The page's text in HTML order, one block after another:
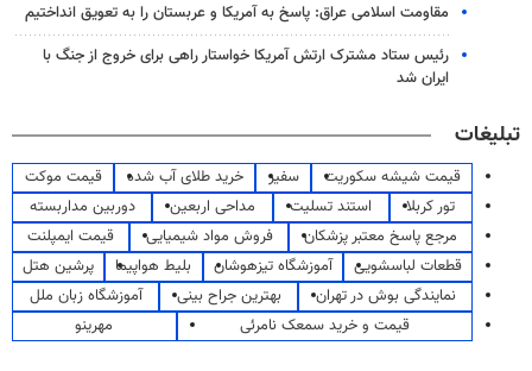
مقاومت اسلامی عراق: پاسخ به آمریکا و عربستان را به تعویق انداختیم
رئیس ستاد مشترک ارتش آمریکا خواستار راهی برای خروج از جنگ با
ایران شد
تبلیغات
قیمت شیشه سکوریت سفیر خرید طلای آب شده
قیمت موکت
تور کربلا
استند تسلیت مداحی اربعین
دوربین مداربسته
مرجع پاسخ معتبر پزشکان
فروش مواد شیمیایی
قیمت ایمپلنت
قطعات لباسشویی
آموزشگاه تیزهوشان بلیط هواپیما
پرشین هتل
نمایندگی بوش در تهران
بهترین جراح بینی
آموزشگاه زبان ملل
قیمت و خرید سمعک نامرئی
مهرینو